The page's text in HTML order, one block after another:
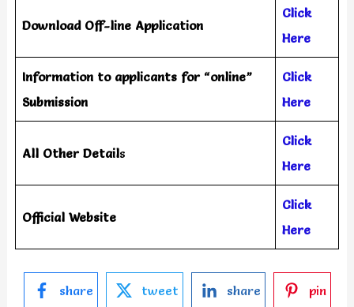
Download Off-line Application
Click
Here
Information to applicants for “online”
Submission
Click
Here
All Other Details
Click
Here
Official Website
Click
Here
share tweet share pin